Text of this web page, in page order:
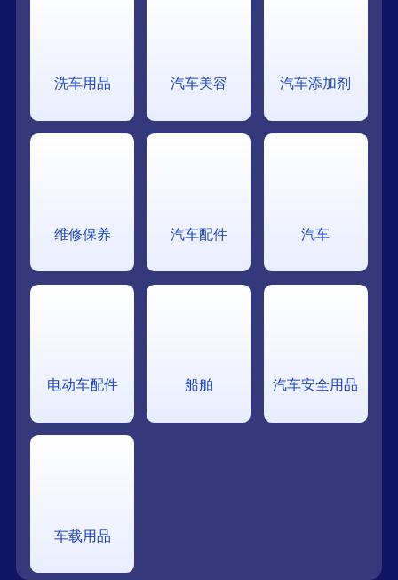
洗车用品 汽车美容 汽车添加剂
维修保养 汽车配件 汽车
电动车配件 船舶 汽车安全用品
车载用品